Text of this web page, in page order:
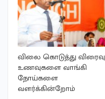
விலை கொடுத்து விரைவு
உணவுகளை வாங்கி
நோய்களை
வளர்க்கின்றோம்